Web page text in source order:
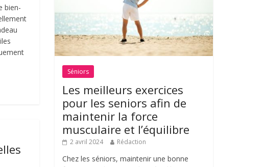
bien-
Séniors
Les meilleurs exercices
pour les seniors afin de
maintenir la force
musculaire et l’équilibre
2 avril 2024 Rédaction
Chez les séniors, maintenir une bonne